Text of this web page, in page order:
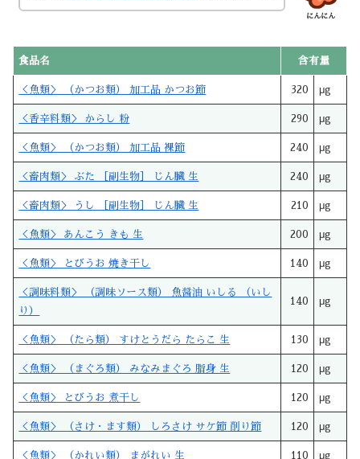
にんにん
食品名 含有量
＜魚類＞ （かつお類） 加工品 かつお節 320 μg
＜香辛料類＞ からし 粉 290 μg
＜魚類＞ （かつお類） 加工品 裸節 240 μg
＜畜肉類＞ ぶた ［副生物］ じん臓 生 240 μg
＜畜肉類＞ うし ［副生物］ じん臓 生 210 μg
＜魚類＞ あんこう きも 生 200 μg
＜魚類＞ とびうお 焼き干し 140 μg
＜調味料類＞ （調味ソース類） 魚醤油 いしる （いし
り）
140 μg
＜魚類＞ （たら類） すけとうだら たらこ 生 130 μg
＜魚類＞ （まぐろ類） みなみまぐろ 脂身 生 120 μg
＜魚類＞ とびうお 煮干し 120 μg
＜魚類＞ （さけ・ます類） しろさけ サケ節 削り節 120 μg
＜魚類＞ （かれい類） まがれい 生 110 μg